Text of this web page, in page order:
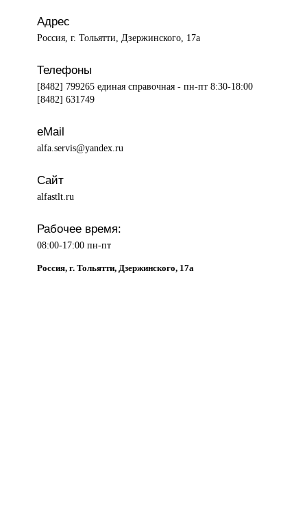
Адрес
Россия, г. Тольятти, Дзержинского, 17а
Телефоны
[8482] 799265 единая справочная - пн-пт 8:30-18:00
[8482] 631749
eMail
alfa.servis@yandex.ru
Сайт
alfastlt.ru
Рабочее время:
08:00-17:00 пн-пт
Россия, г. Тольятти, Дзержинского, 17а